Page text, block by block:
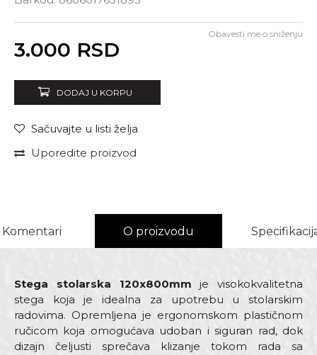
3.000 RSD
Obavesti me o sniženju
DODAJ U KORPU
Sačuvajte u listi želja
Uporedite proizvod
Komentari O proizvodu
Stega stolarska 120x800mm je visokokvalitetna
stega koja je idealna za upotrebu u stolarskim
radovima. Opremljena je ergonomskom plastičnom
ručicom koja omogućava udoban i siguran rad, dok
dizajn čeljusti sprečava klizanje tokom rada sa